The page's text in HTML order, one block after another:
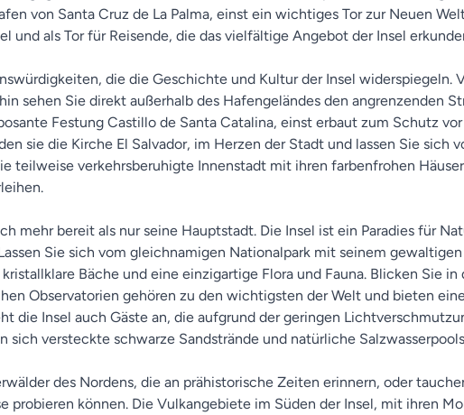
von Santa Cruz de La Palma, einst ein wichtiges Tor zur Neuen
und als Tor für Reisende, die das vielfältige Angebot der Insel
die die Geschichte und Kultur der Insel
sehen Sie direkt außerhalb des Hafengeländes den angrenzenden
Festung Castillo de Santa Catalina, einst erbaut zum Schutz
sie die Kirche El Salvador, im Herzen der Stadt und lassen Sie
teilweise verkehrsberuhigte Innenstadt mit ihren farbenfrohen
mehr bereit als nur seine Hauptstadt. Die Insel ist ein Paradies für
Sie sich vom gleichnamigen Nationalpark mit seinem
Bäche und eine einzigartige Flora und Fauna. Blicken Sie
Observatorien gehören zu den wichtigsten der Welt und bieten
die Insel auch Gäste an, die aufgrund der geringen
sich versteckte schwarze Sandstrände und natürliche
des Nordens, die an prähistorische Zeiten erinnern, oder
probieren können. Die Vulkangebiete im Süden der Insel, mit ihren